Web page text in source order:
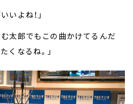
いよね！」
太郎でもこの曲かけてるんだ
くなるね。」